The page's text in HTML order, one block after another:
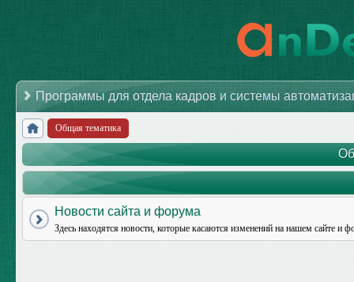
Программы для отдела кадров и системы
Общая тематика
Новости сайта и форума
Здесь находятся новости, которые касаются изменений на нашем сайте и